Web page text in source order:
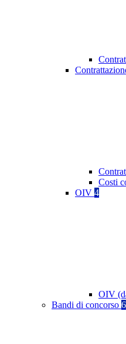
Costi
OIV 4
OIV
Bandi di concorso 6